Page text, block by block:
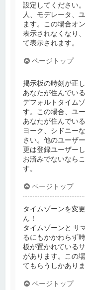
設定してください
人、モデレータ、
ます。この場合オ
表示されなくなり
て表示されます。
ページトップ
掲示板の時刻が正
あなたが住んでい
デフォルトタイム
す。この場合、ユ
あなたが住んでい
ヨーク、シドニー
さい。他のユーザ
更は登録ユーザー
お済みでないなら
す。
ページトップ
タイムゾーンを変
ん！
タイムゾーンと サ
るにもかかわらず
板が置かれている
があります。この
てもらうしかありま
ページトップ